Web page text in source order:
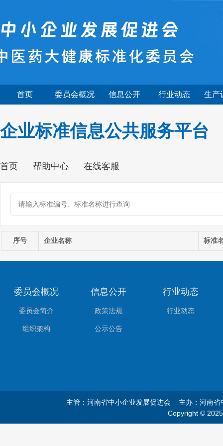
首页 委员会概况 信息公开 行业动态 生产
企业标准信息公共服务平台
首页 帮助中心 在线客服
序号 企业名称 标准
委员会概况
委员会简介
组织架构
信息公开
政策法规
公示公告
行业动态
行业动态
主管：河南省中小企业发展促进会 主办：河南
Copyright ©